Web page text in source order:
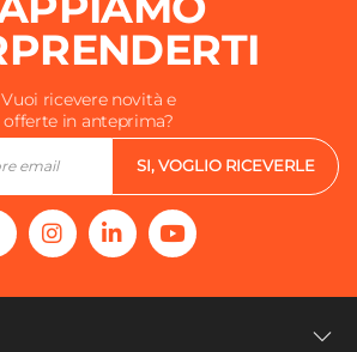
Vuoi ricevere novità e
offerte in anteprima?
SI, VOGLIO RICEVERLE